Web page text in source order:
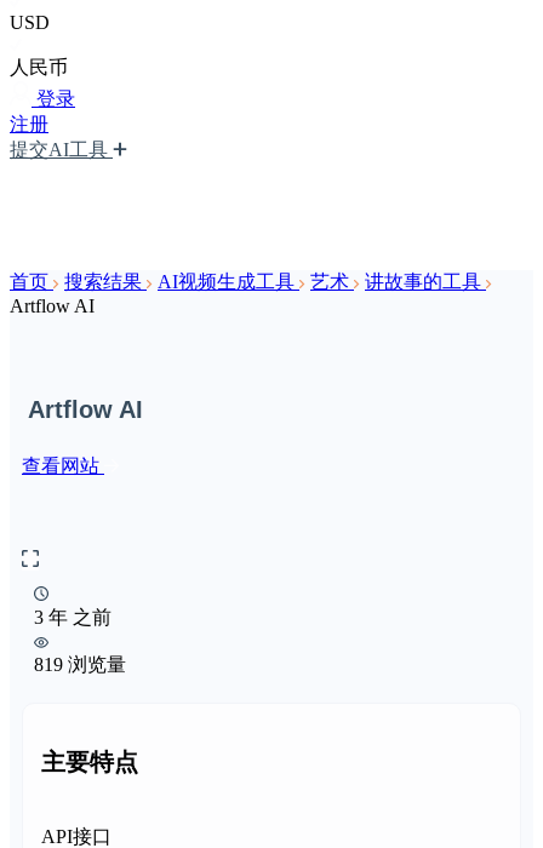
USD
人民币
登录
注册
提交AI工具
首页 搜索结果 AI视频生成工具 艺术
讲故事的工具
Artflow AI
Artflow AI
查看网站
3 年 之前
819 浏览量
主要特点
API接口